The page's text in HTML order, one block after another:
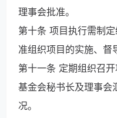
理事会批准。
第十条 项目执行需制
准组织项目的实施、督
第十一条 定期组织召
基金会秘书长及理事会
况。